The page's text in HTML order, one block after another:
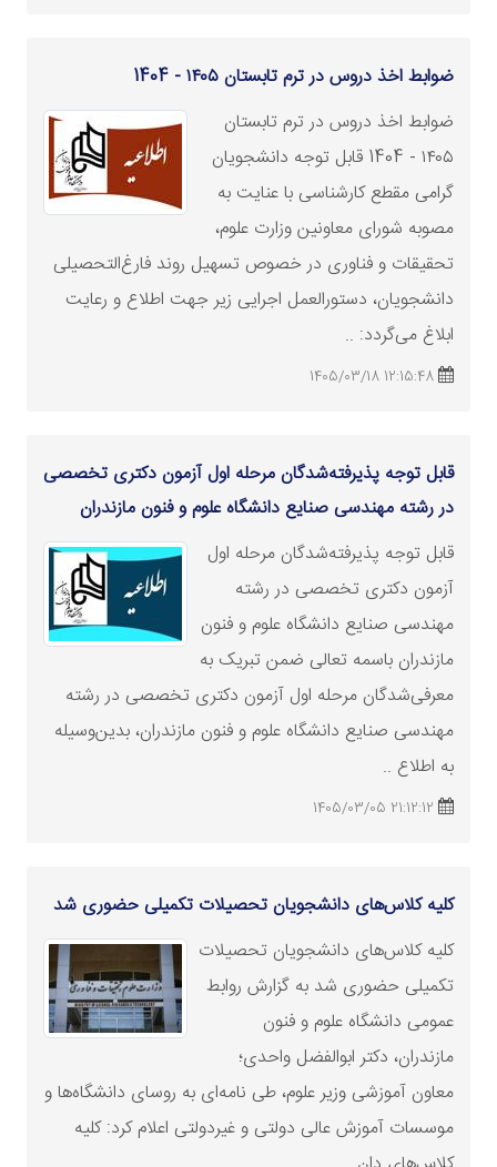
ضوابط اخذ دروس در ترم تابستان ۱۴۰۵ - 1404
ضوابط اخذ دروس در ترم تابستان
۱۴۰۵ - 1404 قابل توجه دانشجویان
گرامی مقطع کارشناسی با عنایت به
مصوبه شورای معاونینوزارت علوم،
تحقیقات و فناوری در خصوص تسهیل روند فارغ‌التحصیلی
دانشجویان، دستورالعمل اجرایی زیر جهت اطلاع و رعایت
ابلاغ می‌گردد: ..
12:15:48 1405/03/18
قابل توجه پذیرفته‌شدگان مرحله اول آزمون دکتری تخصصی
در رشته‌ مهندسی صنایع دانشگاه علوم و فنون مازندران
قابل توجه پذیرفته‌شدگان مرحله اول
آزمون دکتری تخصصی در رشته‌
مهندسی صنایع دانشگاه علوم و فنون
مازندران باسمه تعالی ضمن تبریک به
معرفی‌شدگان مرحله اول آزمون دکتری تخصصی در رشته‌
مهندسی صنایع دانشگاه علوم و فنون مازندران، بدین‌وسیله
به اطلاع ..
21:12:12 1405/03/05
کلیه کلاس‌های دانشجویان تحصیلات تکمیلی حضوری شد
کلیه کلاس‌های دانشجویان تحصیلات
تکمیلی حضوری شد به گزارش روابط
عمومی دانشگاه علوم و فنون
مازندران، دکتر ابوالفضل واحدی؛
معاون آموزشی وزیر علوم، طی نامه‌ای به روسای دانشگاه‌ها و
موسسات آموزش عالی دولتی و غیردولتی اعلام کرد: کلیه